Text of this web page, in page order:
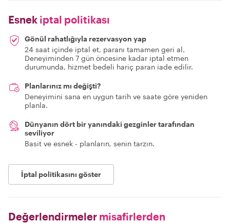
Esnek iptal politikası
Gönül rahatlığıyla rezervasyon yap
24 saat içinde iptal et, paranı tamamen geri al.
Deneyiminden 7 gün öncesine kadar iptal etmen
durumunda, hizmet bedeli hariç paran iade edilir.
Planlarınız mı değişti?
Deneyimini sana en uygun tarih ve saate göre yeniden
planla.
Dünyanın dört bir yanındaki gezginler tarafından
seviliyor
Basit ve esnek - planların, senin tarzın.
İptal politikasını göster
Değerlendirmeler misafirlerden